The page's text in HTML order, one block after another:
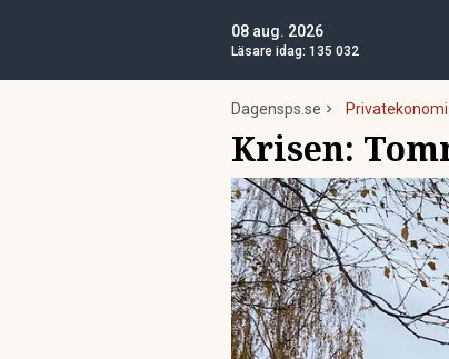
08 aug. 2026
Läsare idag: 135 032
Dagensps.se Privatekonomi
Krisen: